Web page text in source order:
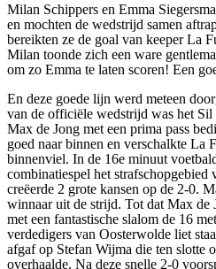
Milan Schippers en Emma
en mochten de wedstrijd samen
bereikten ze de goal van keeper La
Milan toonde zich een ware
om zo Emma te laten scoren! Een
En deze goede lijn werd meteen
van de officiële wedstrijd was het
Max de Jong met een prima pass
goed naar binnen en verschalkte La
binnenviel. In de 16e minuut
combinatiespel het strafschopgebied
creëerde 2 grote kansen op de 2-0.
winnaar uit de strijd. Tot dat Max de
met een fantastische slalom de 16
verdedigers van Oosterwolde liet
afgaf op Stefan Wijma die ten slotte
overhaalde. Na deze snelle 2-0